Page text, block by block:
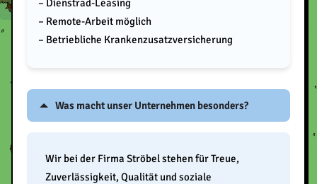
– Dienstrad-Leasing
– Remote-Arbeit möglich
– Betriebliche Krankenzusatzversicherung
Was macht unser Unternehmen besonders?
Wir bei der Firma Ströbel stehen für Treue,
Zuverlässigkeit, Qualität und soziale